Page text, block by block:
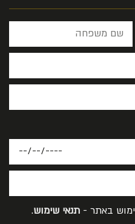
באתר - תנאי שימוש.